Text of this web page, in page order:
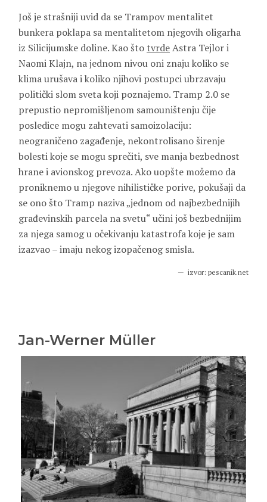
Još je strašniji uvid da se Trampov mentalitet
bunkera poklapa sa mentalitetom njegovih oligarha
iz Silicijumske doline. Kao što tvrdeAstra Tejlor i
Naomi Klajn, na jednom nivou oni znaju koliko se
klima urušava i koliko njihovi postupci ubrzavaju
politički slom sveta koji poznajemo. Tramp 2.0 se
prepustio nepromišljenom samouništenju čije
posledice mogu zahtevati samoizolaciju:
neograničeno zagađenje, nekontrolisano širenje
bolesti koje se mogu sprečiti, sve manja bezbednost
hrane i avionskog prevoza. Ako uopšte možemo da
proniknemo u njegove nihilističke porive, pokušaji da
se ono što Tramp naziva „jednom od najbezbednijih
građevinskih parcela na svetu“ učini još bezbednijim
za njega samog u očekivanju katastrofa koje je sam
izazvao – imaju nekog izopačenog smisla.
izvor: pescanik.net
Jan-Werner Müller